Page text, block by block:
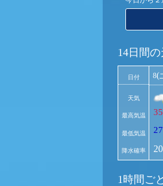
14日間
日付
天気
最高気温
最低気温
降水確率
8(
1時間ご